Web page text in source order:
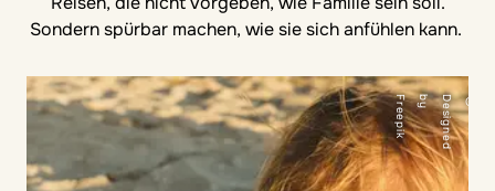
Sondern spürbar machen, wie sie sich anfühlen kann.
©
D
e
s
i
g
n
e
d
b
y
F
r
e
e
p
i
k